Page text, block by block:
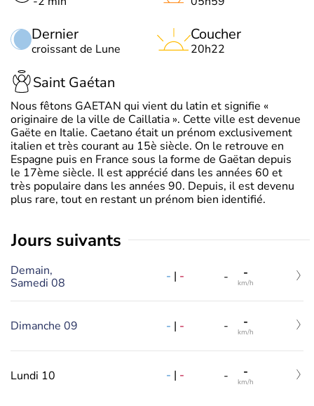
Dernier
croissant de Lune
Coucher
20h22
Saint Gaétan
Nous fêtons GAETAN qui vient du latin et signifie «
originaire de la ville de Caillatia ». Cette ville est devenue
Gaëte en Italie. Caetano était un prénom exclusivement
italien et très courant au 15è siècle. On le retrouve en
Espagne puis en France sous la forme de Gaëtan depuis
le 17ème siècle. Il est apprécié dans les années 60 et
très populaire dans les années 90. Depuis, il est devenu
plus rare, tout en restant un prénom bien identifié.
jours suivants
Demain,
Samedi 08
- | - - -
km/h
Dimanche 09 - | - - -
km/h
Lundi 10 - | - - -
km/h